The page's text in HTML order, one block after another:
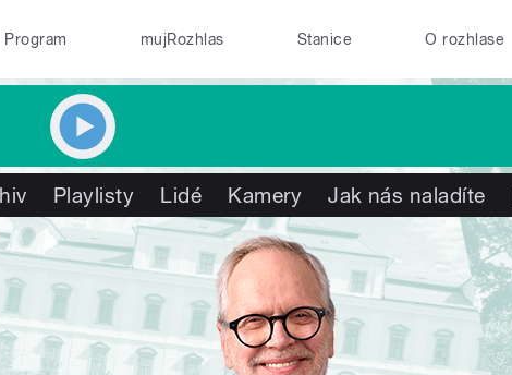
Program mujRozhlas Stanice O rozhlase
Playlisty Lidé Kamery Jak nás naladíte